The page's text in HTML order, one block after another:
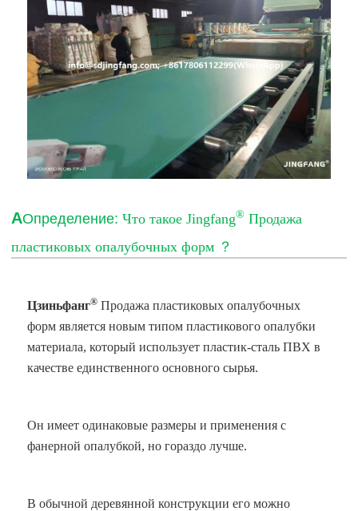
АОпределение:Что такое Jingfang® Продажа
пластиковых опалубочных форм ？
Цзиньфанг® Продажа пластиковых опалубочных
формявляется новым типом пластикового опалубки
материала, который использует пластик-сталь ПВХ в
качестве единственного основного сырья.
Он имеет одинаковые размеры и применения с
фанерной опалубкой, но гораздо лучше.
В обычной деревянной конструкции его можно